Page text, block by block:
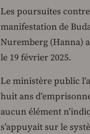
Les poursuites contre
manifestation de
Nuremberg (Hanna)
le 19 février 2025.
Le ministère public
huit ans
aucun élément
s’appuyait sur le